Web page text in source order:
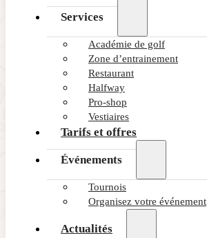
Services
Académie de golf
Zone d’entrainement
Restaurant
Halfway
Pro-shop
Vestiaires
Tarifs et offres
Événements
Tournois
Organisez votre événement
Actualités